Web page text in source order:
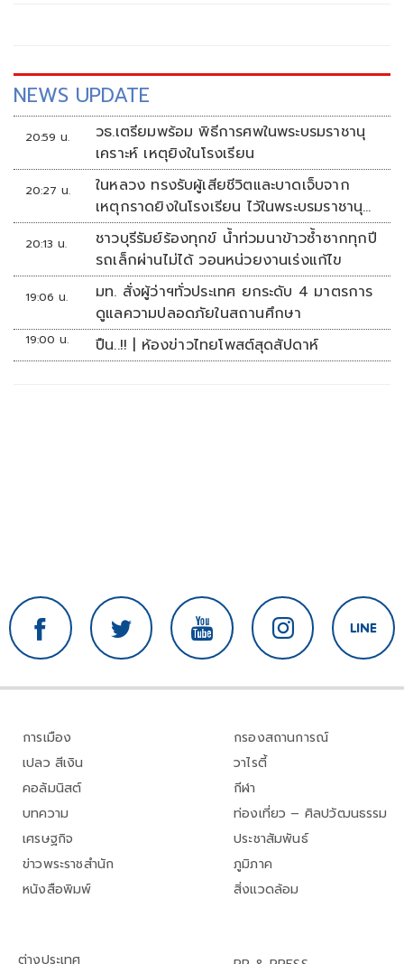
NEWS UPDATE
20:59 น.
วธ.เตรียมพร้อม พิธีการศพในพระบรมราชานุ
เคราะห์ เหตุยิงในโรงเรียน
20:27 น.
ในหลวง ทรงรับผู้เสียชีวิตและบาดเจ็บจาก
เหตุกราดยิงในโรงเรียน ไว้ในพระบรมราชานุ
เคราะห์
20:13 น.
ชาวบุรีรัมย์ร้องทุกข์ น้ำท่วมนาข้าวซ้ำซากทุกปี
รถเล็กผ่านไม่ได้ วอนหน่วยงานเร่งแก้ไข
19:06 น.
มท. สั่งผู้ว่าฯทั่วประเทศ ยกระดับ 4 มาตรการ
ดูแลความปลอดภัยในสถานศึกษา
19:00 น. ปืน..!! | ห้องข่าวไทยโพสต์สุดสัปดาห์
การเมือง
เปลว สีเงิน
คอลัมนิสต์
บทความ
เศรษฐกิจ
ข่าวพระราชสำนัก
หนังสือพิมพ์
กรองสถานการณ์
วาไรตี้
กีฬา
ท่องเที่ยว – ศิลปวัฒนธรรม
ประชาสัมพันธ์
ภูมิภาค
สิ่งแวดล้อม
ต่างประเทศ